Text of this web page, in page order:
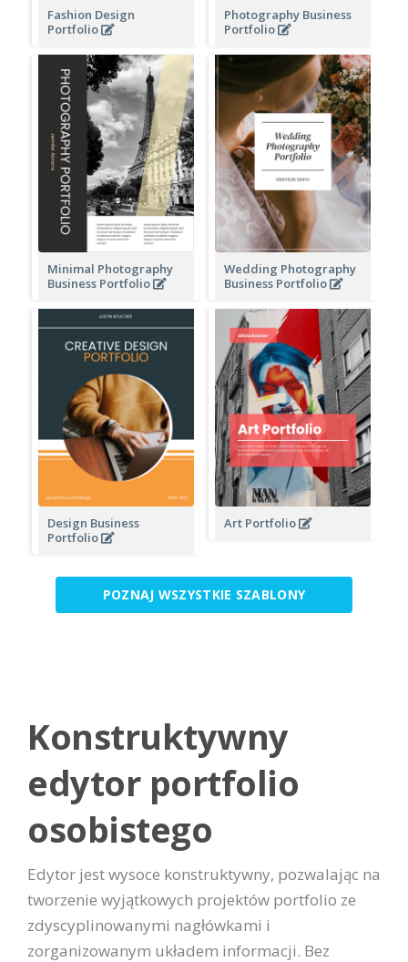
Fashion Design
Portfolio
Minimal Photography
Business Portfolio
Design Business
Portfolio
Photography Business
Portfolio
Wedding Photography
Business Portfolio
Art Portfolio
POZNAJ WSZYSTKIE SZABLONY
Konstruktywny
edytor portfolio
osobistego
Edytor jest wysoce konstruktywny, pozwalając na
tworzenie wyjątkowych projektów portfolio ze
zdyscyplinowanymi nagłówkami i
zorganizowanym układem informacji. Bez